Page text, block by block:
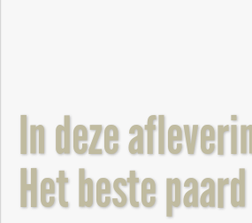
In deze
Het beste